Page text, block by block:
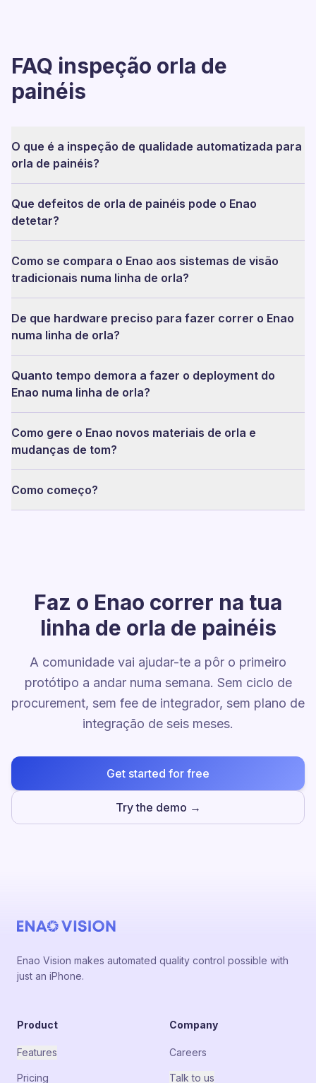
FAQ inspeção orla de
painéis
O que é a inspeção de qualidade automatizada para
orla de painéis?
Que defeitos de orla de painéis pode o Enao
detetar?
Como se compara o Enao aos sistemas de visão
tradicionais numa linha de orla?
De que hardware preciso para fazer correr o Enao
numa linha de orla?
Quanto tempo demora a fazer o deployment do
Enao numa linha de orla?
Como gere o Enao novos materiais de orla e
mudanças de tom?
Como começo?
Faz o Enao correr na tua
linha de orla de painéis
A comunidade vai ajudar-te a pôr o primeiro
protótipo a andar numa semana. Sem ciclo de
procurement, sem fee de integrador, sem plano de
integração de seis meses.
Get started for free
Try the demo →
Enao Vision makes automated quality control possible with
just an iPhone.
Product
Features
Pricing
Company
Careers
Talk to us